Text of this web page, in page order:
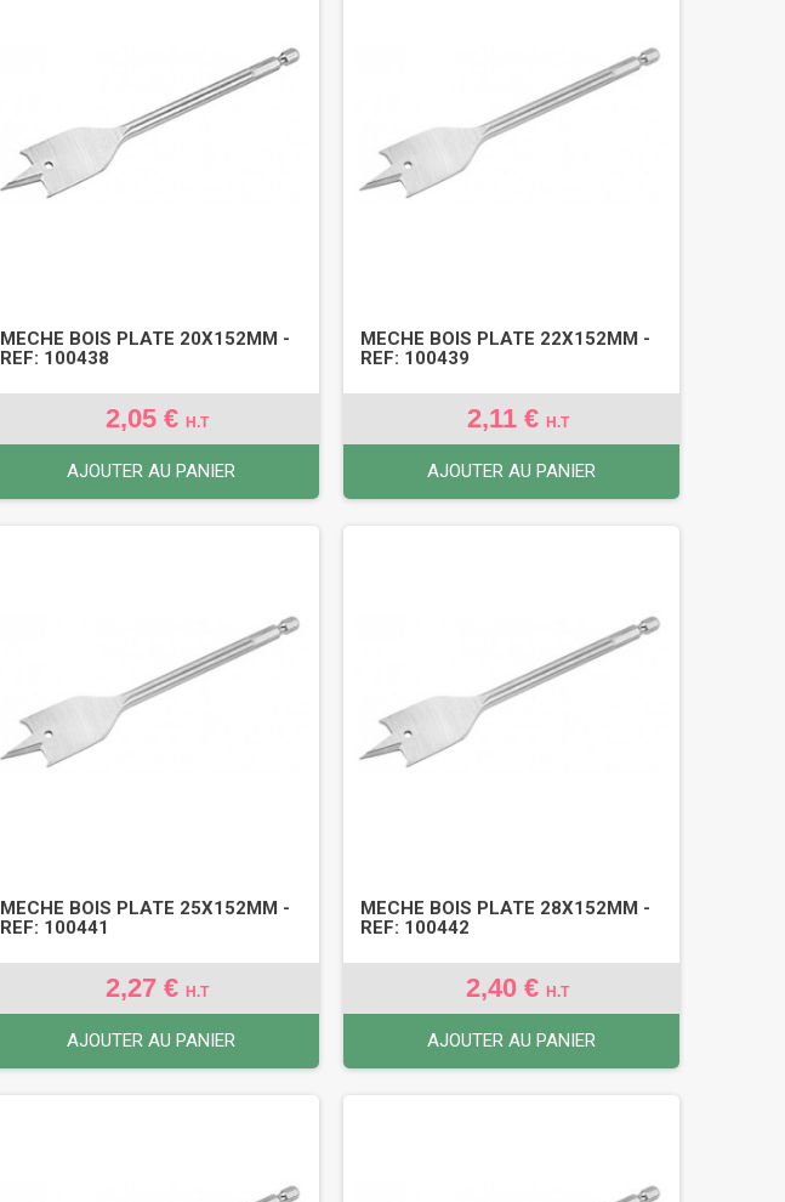
MECHE BOIS PLATE 20X152MM -
REF: 100438
2,05 €H.T
AJOUTER AU PANIER
MECHE BOIS PLATE 22X152MM -
REF: 100439
2,11 € H.T
AJOUTER AU PANIER
MECHE BOIS PLATE 25X152MM -
REF: 100441
2,27 €H.T
AJOUTER AU PANIER
MECHE BOIS PLATE 28X152MM -
REF: 100442
2,40 €H.T
AJOUTER AU PANIER